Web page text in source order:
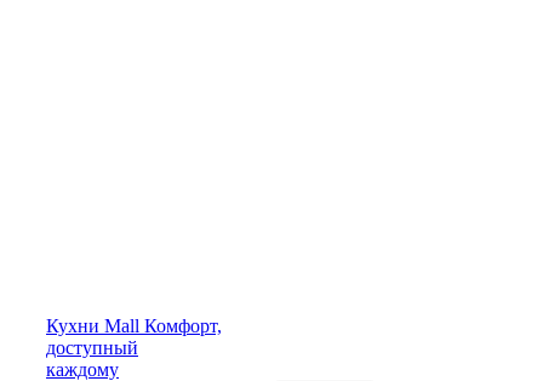
Кухни Mall Комфорт,
доступный
каждому